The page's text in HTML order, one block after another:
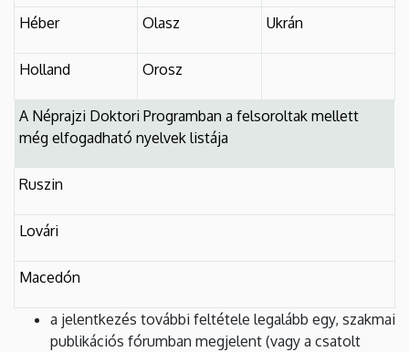
Héber Olasz Ukrán
Holland Orosz
A Néprajzi Doktori Programban a felsoroltak mellett
még elfogadható nyelvek listája
Ruszin
Lovári
Macedón
a jelentkezés további feltétele legalább egy, szakmai
publikációs fórumban megjelent (vagy a csatolt